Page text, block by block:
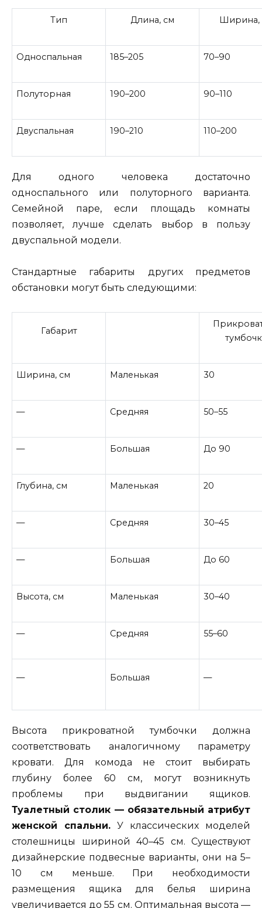
Тип Длина, см Ширина,
Односпальная 185–205 70–90
Полуторная 190–200 90–110
Двуспальная 190–210 110–200
Для одного человека достаточно
односпального или полуторного варианта.
Семейной паре, если площадь комнаты
позволяет, лучше сделать выбор в пользу
двуспальной модели.
Стандартные габариты других предметов
обстановки могут быть следующими:
Габарит
Ширина, см Маленькая 30
— Средняя 50–55
— Большая До 90
Глубина, см Маленькая 20
— Средняя 30–45
— Большая До 60
Высота, см Маленькая 30–40
— Средняя 55–60
— Большая —
Высота прикроватной тумбочки должна
соответствовать аналогичному параметру
кровати. Для комода не стоит выбирать
глубину более 60 см, могут возникнуть
проблемы при выдвигании ящиков.
Туалетный столик — обязательный атрибут
женской спальни. У классических моделей
столешницы шириной 40–45 см. Существуют
дизайнерские подвесные варианты, они на 5–
10 см меньше. При необходимости
размещения ящика для белья ширина
увеличивается до 55 см. Оптимальная высота —